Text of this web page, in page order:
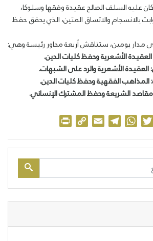
كان عليه السلف الصالح عقيدة وفقها وسلوكا،
بالانسجام والاتساق المتين، الذي يحقق حفظ
مدار يومين، ستناقش أربعة محاور رئيسة وهي:
العقيدة الأشعرية وحفظ كليات الدين.
العقيدة الأشعرية والرد على الشبهات.
المذاهب الفقهية وحفظ كليات الدين.
مقاصد الشريعة وحفظ المشترك الإنساني.
Facebook
Twitter
WhatsApp
Telegram
Email
Copy